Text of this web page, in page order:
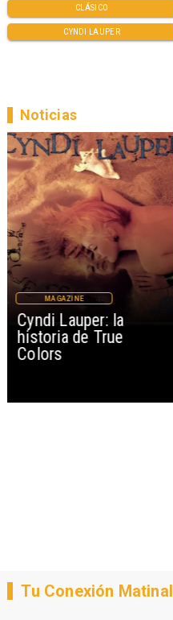
CLÁSICO
CYNDI LAUPER
Cyndi Lauper: la
historia de True
Colors
MAGAZINE
Noticias
Tu Conexión Matinal